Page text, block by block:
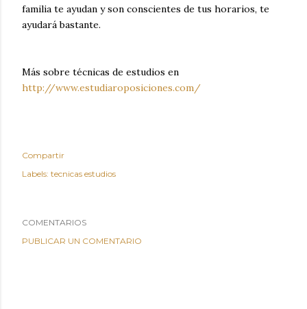
familia te ayudan y son conscientes de tus horarios, te
ayudará bastante.
Más sobre técnicas de estudios en
http://www.estudiaroposiciones.com/
Compartir
Labels: tecnicas estudios
COMENTARIOS
PUBLICAR UN COMENTARIO